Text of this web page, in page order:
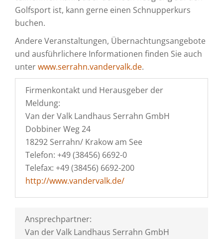
Golfsport ist, kann gerne einen Schnupperkurs
buchen.
Andere Veranstaltungen, Übernachtungsangebote
und ausführlichere Informationen finden Sie auch
unterwww.serrahn.vandervalk.de.
Firmenkontakt und Herausgeber der
Meldung:
Van der Valk Landhaus Serrahn GmbH
Dobbiner Weg 24
18292 Serrahn/ Krakow am See
Telefon: +49 (38456) 6692-0
Telefax: +49 (38456) 6692-200
http://www.vandervalk.de/
Ansprechpartner:
Van der Valk Landhaus Serrahn GmbH